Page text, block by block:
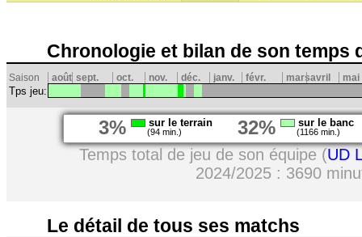
Chronologie et bilan de son temps
Saison août sept. oct. nov. déc. janv. févr. marsavril mai
Tps jeu:
3% sur le terrain
(94 min.) 32% sur le banc
(1166 min.)
Temps total de jeu de son équipe (UD
2024/2025 : 3690
Le détail de tous ses matchs